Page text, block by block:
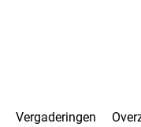
Vergaderingen